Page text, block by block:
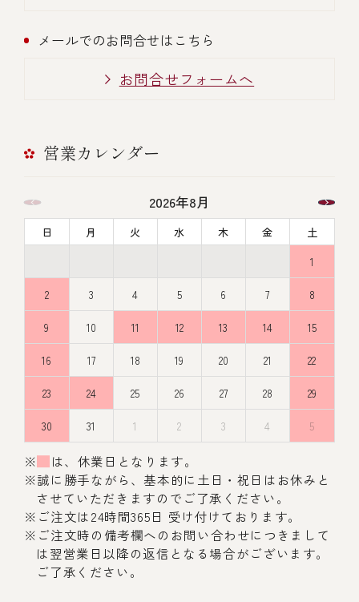
メールでのお問合せはこちら
お問合せフォームへ
営業カレンダー
2026年8月
日 月 火 水 木 金
土
1
2 3 4 5 6 7 8
9 10 11 12 13 14 15
16 17 18 19 20 21 22
23 24 25 26 27 28 29
30 31 1 2 3 4 5
※
は、休業日となります。
※誠に勝手ながら、基本的に土日・祝日はお休みと
させていただきますのでご了承ください。
※ご注文は24時間365日 受け付けております。
※ご注文時の備考欄へのお問い合わせにつきまして
は翌営業日以降の返信となる場合がございます。
ご了承ください。